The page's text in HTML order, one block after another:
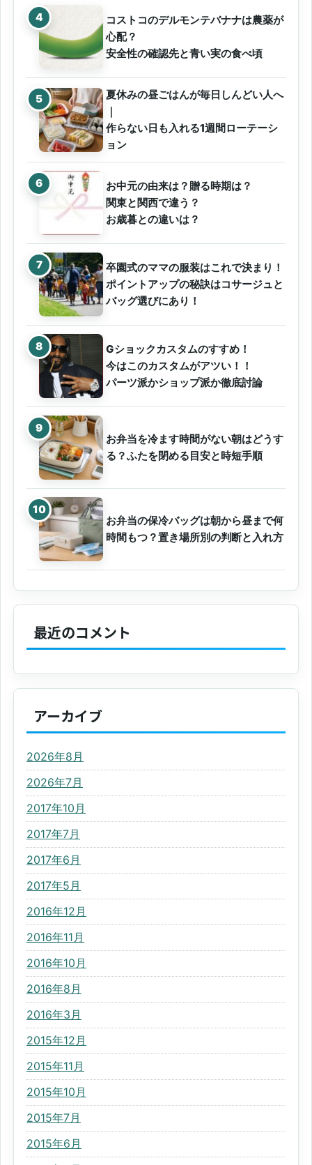
コストコのデルモンテバナナは農薬が
心配？
安全性の確認先と青い実の食べ頃
夏休みの昼ごはんが毎日しんどい人へ
｜
作らない日も入れる1週間ローテーシ
ョン
お中元の由来は？贈る時期は？
関東と関西で違う？
お歳暮との違いは？
卒園式のママの服装はこれで決まり！
ポイントアップの秘訣はコサージュと
バッグ選びにあり！
Gショックカスタムのすすめ！
今はこのカスタムがアツい！！
パーツ派かショップ派か徹底討論
お弁当を冷ます時間がない朝はどうす
る？ふたを閉める目安と時短手順
お弁当の保冷バッグは朝から昼まで何
時間もつ？置き場所別の判断と入れ方
最近のコメント
アーカイブ
2026年8月
2026年7月
2017年10月
2017年7月
2017年6月
2017年5月
2016年12月
2016年11月
2016年10月
2016年8月
2016年3月
2015年12月
2015年11月
2015年10月
2015年7月
2015年6月